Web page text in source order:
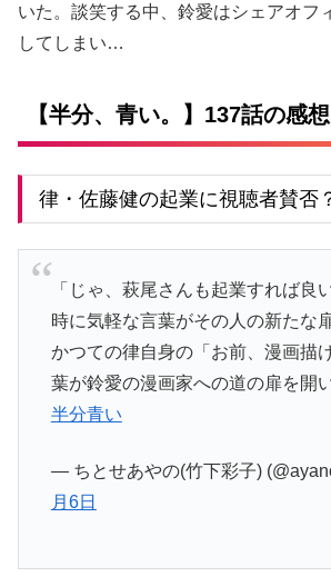
いた。談笑する中、鈴愛はシェアオフ
してしまい…
【半分、青い。】137話の感想
律・佐藤健の起業に視聴者賛否
「じゃ、萩尾さんも起業すれば良
時に気軽な言葉がその人の新たな
かつての律自身の「お前、漫画描
葉が鈴愛の漫画家への道の扉を開
半分青い
— ちとせあやの(竹下彩子)
月6日